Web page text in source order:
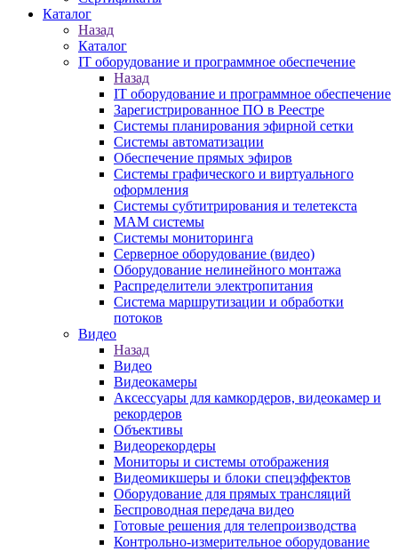
Каталог
Назад
Каталог
IT оборудование и программное обеспечение
Назад
IT оборудование и программное обеспечение
Зарегистрированное ПО в Реестре
Системы планирования эфирной сетки
Системы автоматизации
Обеспечение прямых эфиров
Системы графического и виртуального
оформления
Системы субтитрирования и телетекста
MAM системы
Системы мониторинга
Серверное оборудование (видео)
Оборудование нелинейного монтажа
Распределители электропитания
Система маршрутизации и обработки
потоков
Видео
Назад
Видео
Видеокамеры
Аксессуары для камкордеров, видеокамер и
рекордеров
Объективы
Видеорекордеры
Мониторы и системы отображения
Видеомикшеры и блоки спецэффектов
Оборудование для прямых трансляций
Беспроводная передача видео
Готовые решения для телепроизводства
Контрольно-измерительное оборудование